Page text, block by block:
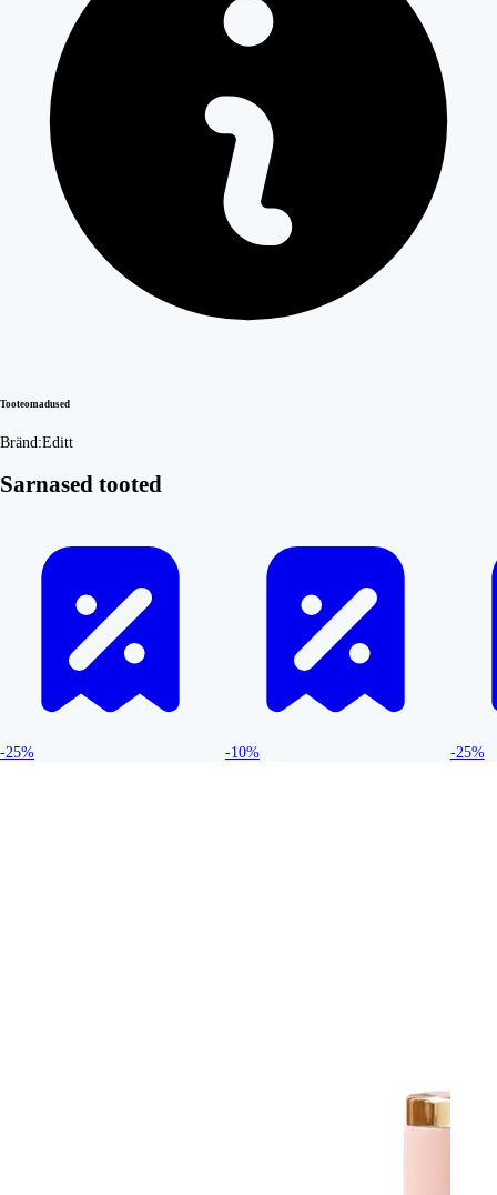
Tooteomadused
Bränd:Editt
Sarnased tooted
-25% -10% -25%